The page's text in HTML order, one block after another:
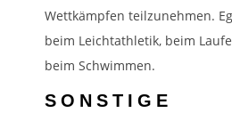
Wettkämpfen teilzunehmen.
beim Leichtathletik, beim
beim Schwimmen.
SONSTIGE